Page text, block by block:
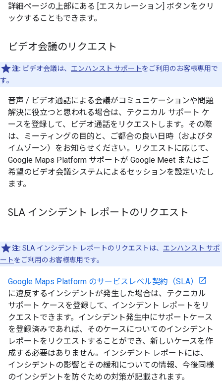
詳細ページの上部にある [エスカレーション] ボタンをクリ
ックすることもできます。
ビデオ会議のリクエスト
注: ビデオ会議は、 エンハンスト サポートをご利用のお客様専用で
す。
音声 / ビデオ通話による会議がコミュニケーションや問題
解決に役立つと思われる場合は、テクニカル サポート ケ
ースを登録して、ビデオ通話をリクエストします。その際
は、ミーティングの目的と、ご都合の良い日時（およびタ
イムゾーン）をお知らせください。リクエストに応じて、
Google Maps Platform サポートが Google Meet またはご
希望のビデオ会議システムによるセッションを設定いたし
ます。
SLA インシデント レポートのリクエスト
注: SLA インシデント レポートのリクエストは、 エンハンスト サポ
ートをご利用のお客様専用です。
Google Maps Platform のサービスレベル契約（SLA）
に違反するインシデントが発生した場合は、テクニカル
サポート ケースを登録して、インシデント レポートをリ
クエストできます。インシデント発生中にサポートケース
を登録済みであれば、そのケースについてのインシデント
レポートをリクエストすることができ、新しいケースを作
成する必要はありません。インシデント レポートには、
インシデントの影響とその緩和についての情報、今後同様
のインシデントを防ぐための対策が記載されます。